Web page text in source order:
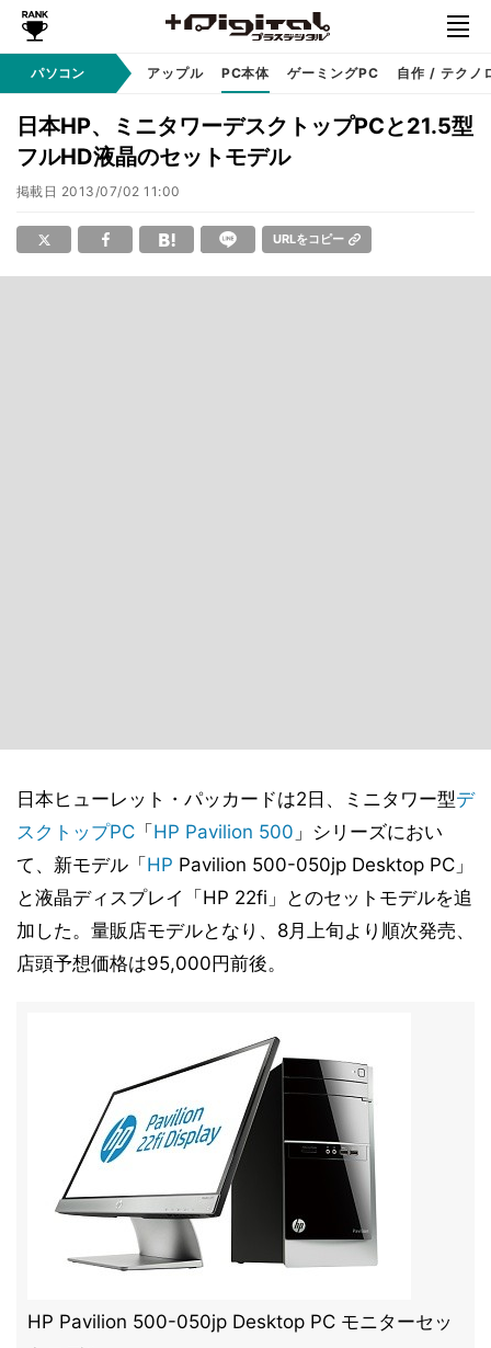
パソコンWindows アップル PC本体 ゲーミングPC 自作 / テクノ
日本HP、ミニタワーデスクトップPCと21.5型
フルHD液晶のセットモデル
掲載日 2013/07/02 11:00
URLをコピー
日本ヒューレット・パッカードは2日、ミニタワー型デ
スクトップPC 「 HP Pavilion 500 」シリーズにおい
て、新モデル「 HP Pavilion 500-050jp Desktop PC」
と液晶ディスプレイ「HP 22fi」とのセットモデルを追
加した。量販店モデルとなり、8月上旬より順次発売、
店頭予想価格は95,000円前後。
HP Pavilion 500-050jp Desktop PC モニターセッ